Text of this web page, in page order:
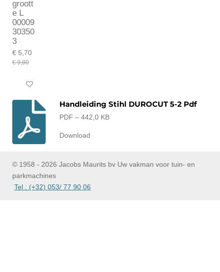
groott
e L
00009
30350
3
€ 5,70
€ 9,80
In winkelwagen
Handleiding Stihl DUROCUT 5-2 Pdf
PDF – 442,0 KB
Download
© 1958 - 2026 Jacobs Maurits bv Uw vakman voor tuin- en
parkmachines
Tel : (+32) 053/ 77 90 06